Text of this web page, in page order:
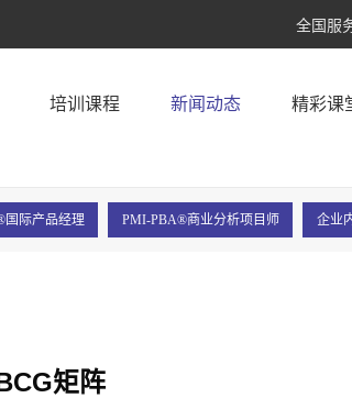
全国服
培训课程 新闻动态 精彩课
国际产品经理 PMI-PBA®商业分析项目师 企业
矩阵